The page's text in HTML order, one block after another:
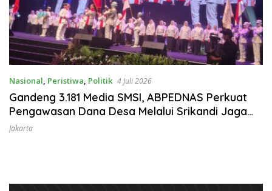
Nasional, Peristiwa, Politik 4 Juli 2026
Gandeng 3.181 Media SMSI, ABPEDNAS Perkuat
Pengawasan Dana Desa Melalui Srikandi Jaga
Desa
Jakarta